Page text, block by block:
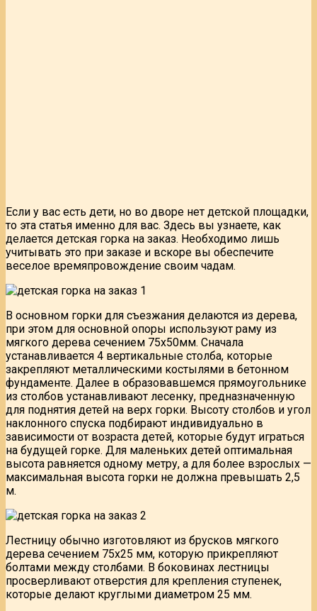
Если у вас есть дети, но во дворе нет детской площадки,
то эта статья именно для вас. Здесь вы узнаете, как
делается детская горка на заказ. Необходимо лишь
учитывать это при заказе и вскоре вы обеспечите
веселое времяпровождение своим чадам.
В основном горки для съезжания делаются из дерева,
при этом для основной опоры используют раму из
мягкого дерева сечением 75х50мм. Сначала
устанавливается 4 вертикальные столба, которые
закрепляют металлическими костылями в бетонном
фундаменте. Далее в образовавшемся прямоугольнике
из столбов устанавливают лесенку, предназначенную
для поднятия детей на верх горки. Высоту столбов и угол
наклонного спуска подбирают индивидуально в
зависимости от возраста детей, которые будут играться
на будущей горке. Для маленьких детей оптимальная
высота равняется одному метру, а для более взрослых —
максимальная высота горки не должна превышать 2,5
м.
Лестницу обычно изготовляют из брусков мягкого
дерева сечением 75х25 мм, которую прикрепляют
болтами между столбами. В боковинах лестницы
просверливают отверстия для крепления ступенек,
которые делают круглыми диаметром 25 мм.